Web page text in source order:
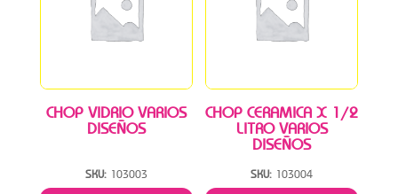
CHOP VIDRIO VARIOS
DISEÑOS
SKU: 103003
CHOP CERAMICA X 1/2
LITRO VARIOS
DISEÑOS
SKU: 103004